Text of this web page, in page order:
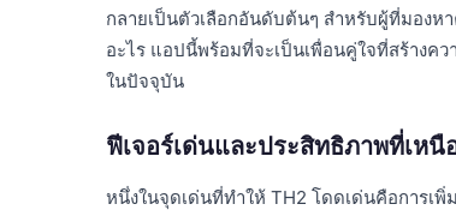
กลายเป็นตัวเลือกอันดับต้นๆ สำหรับผู้ที่มอง
อะไร แอปนี้พร้อมที่จะเป็นเพื่อนคู่ใจที่สร้างค
ในปัจจุบัน
ฟีเจอร์เด่นและประสิทธิภาพที่เห
หนึ่งในจุดเด่นที่ทำให้ TH2 โดดเด่นคือการเ